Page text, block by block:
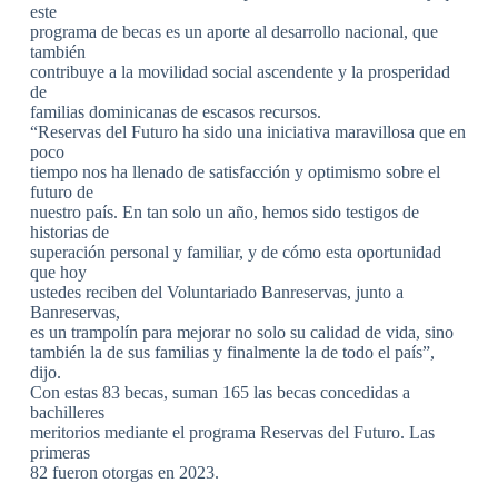
este
programa de becas es un aporte al desarrollo nacional, que
también
contribuye a la movilidad social ascendente y la prosperidad
de
familias dominicanas de escasos recursos.
“Reservas del Futuro ha sido una iniciativa maravillosa que en
poco
tiempo nos ha llenado de satisfacción y optimismo sobre el
futuro de
nuestro país. En tan solo un año, hemos sido testigos de
historias de
superación personal y familiar, y de cómo esta oportunidad
que hoy
ustedes reciben del Voluntariado Banreservas, junto a
Banreservas,
es un trampolín para mejorar no solo su calidad de vida, sino
también la de sus familias y finalmente la de todo el país”,
dijo.
Con estas 83 becas, suman 165 las becas concedidas a
bachilleres
meritorios mediante el programa Reservas del Futuro. Las
primeras
82 fueron otorgas en 2023.